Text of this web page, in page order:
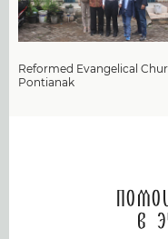
Reformed Evangelical
Pontianak
в